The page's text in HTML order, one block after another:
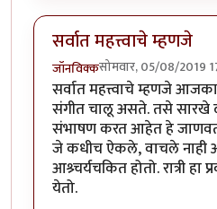
सर्वात महत्त्वाचे म्हणजे
जॉनविक्कसोमवार, 05/08/2019
सर्वात महत्त्वाचे म्हणजे
संगीत चालू असते. तसे सारखे
संभाषण करत आहेत हे जाणवत
जे कधीच ऐकले, वाचले नाही
आश्र्चर्यचकित होतो. रात्री
येतो.